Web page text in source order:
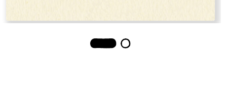
2